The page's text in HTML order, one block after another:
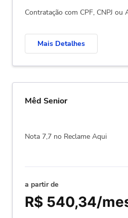
Contratação com CPF, CNPJ ou
Mais Detalhes
Mêd Senior
Nota 7,7 no Reclame Aqui
a partir de
R$ 540,34/